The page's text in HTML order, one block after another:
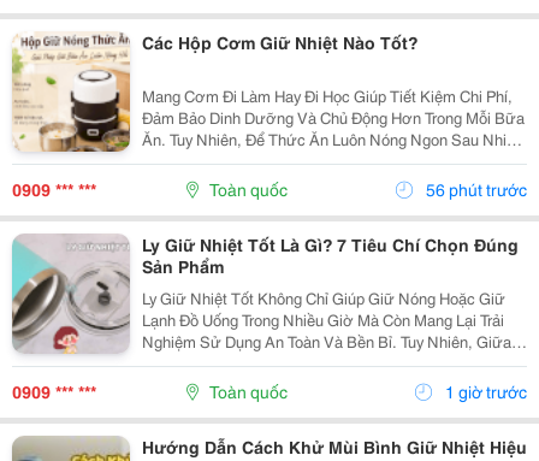
Các Hộp Cơm Giữ Nhiệt Nào Tốt?
Mang Cơm Đi Làm Hay Đi Học Giúp Tiết Kiệm Chi Phí,
Đảm Bảo Dinh Dưỡng Và Chủ Động Hơn Trong Mỗi Bữa
Ăn. Tuy Nhiên, Để Thức Ăn Luôn Nóng Ngon Sau Nhiều
Giờ, Việc Lựa Chọn Một Chiếc Hộp Cơm Giữ Nhiệt Nào
Tốt Là Điều Rất Quan Trọng. Bài Viết Dưới Đây Sẽ...
0909 *** *** Toàn quốc 56 phút trước
Ly Giữ Nhiệt Tốt Là Gì? 7 Tiêu Chí Chọn Đúng
Sản Phẩm
Ly Giữ Nhiệt Tốt Không Chỉ Giúp Giữ Nóng Hoặc Giữ
Lạnh Đồ Uống Trong Nhiều Giờ Mà Còn Mang Lại Trải
Nghiệm Sử Dụng An Toàn Và Bền Bỉ. Tuy Nhiên, Giữa
Hàng Trăm Mẫu Mã Trên Thị Trường, Không Phải Sản
Phẩm Nào Cũng Đáp Ứng Được Chất Lượng Như Mong
0909 *** *** Toàn quốc 1 giờ trước
Hướng Dẫn Cách Khử Mùi Bình Giữ Nhiệt Hiệu